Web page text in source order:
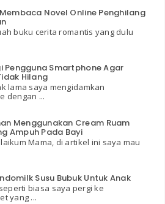
Novel Online Penghilang
buku cerita romantis yang dulu
Pengguna Smartphone Agar
Hilang
lama saya mengidamkan
dengan ...
Menggunakan Cream Ruam
Ampuh Pada Bayi
Mama, di artikel ini saya mau
Susu Bubuk Untuk Anak
biasa saya pergi ke
yang ...